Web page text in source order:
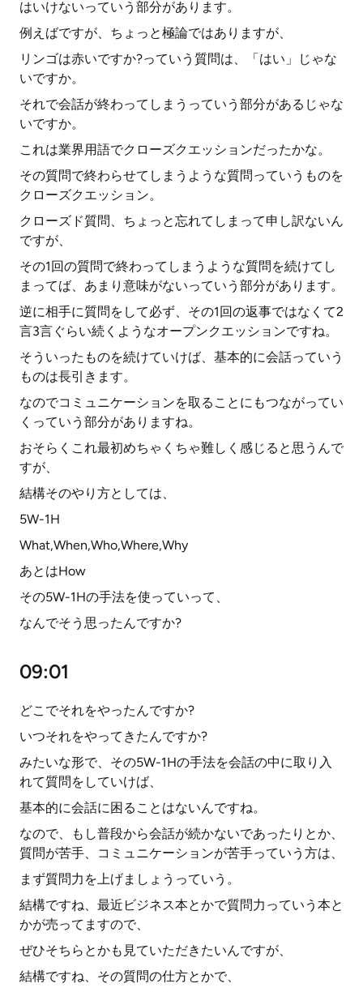
はいけないっていう部分があります。
例えばですが、ちょっと極論ではありますが、
リンゴは赤いですか?っていう質問は、「はい」じゃな
いですか。
それで会話が終わってしまうっていう部分があるじゃな
いですか。
これは業界用語でクローズクエッションだったかな。
その質問で終わらせてしまうような質問っていうものを
クローズクエッション。
クローズド質問、ちょっと忘れてしまって申し訳ないん
ですが、
その1回の質問で終わってしまうような質問を続けてし
まってば、あまり意味がないっていう部分があります。
逆に相手に質問をして必ず、その1回の返事ではなくて2
言3言ぐらい続くようなオープンクエッションですね。
そういったものを続けていけば、基本的に会話っていう
ものは長引きます。
なのでコミュニケーションを取ることにもつながってい
くっていう部分がありますね。
おそらくこれ最初めちゃくちゃ難しく感じると思うんで
すが、
結構そのやり方としては、
5W-1H
What,When,Who,Where,Why
あとはHow
その5W-1Hの手法を使っていって、
なんでそう思ったんですか?
09:01
どこでそれをやったんですか?
いつそれをやってきたんですか?
みたいな形で、その5W-1Hの手法を会話の中に取り入
れて質問をしていけば、
基本的に会話に困ることはないんですね。
なので、もし普段から会話が続かないであったりとか、
質問が苦手、コミュニケーションが苦手っていう方は、
まず質問力を上げましょうっていう。
結構ですね、最近ビジネス本とかで質問力っていう本と
かが売ってますので、
ぜひそちらとかも見ていただきたいんですが、
結構ですね、その質問の仕方とかで、